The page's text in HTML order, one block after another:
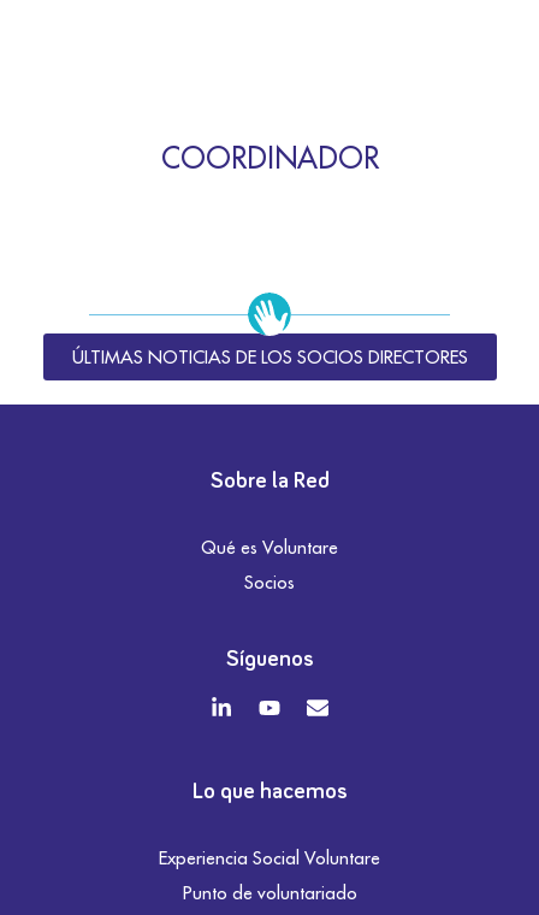
COORDINADOR
ÚLTIMAS NOTICIAS DE LOS SOCIOS DIRECTORES
Sobre la Red
Qué es Voluntare
Socios
Síguenos
Lo que hacemos
Experiencia Social Voluntare
Punto de voluntariado